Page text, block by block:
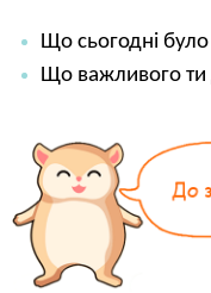
Що сьогодні
Що важливого ти